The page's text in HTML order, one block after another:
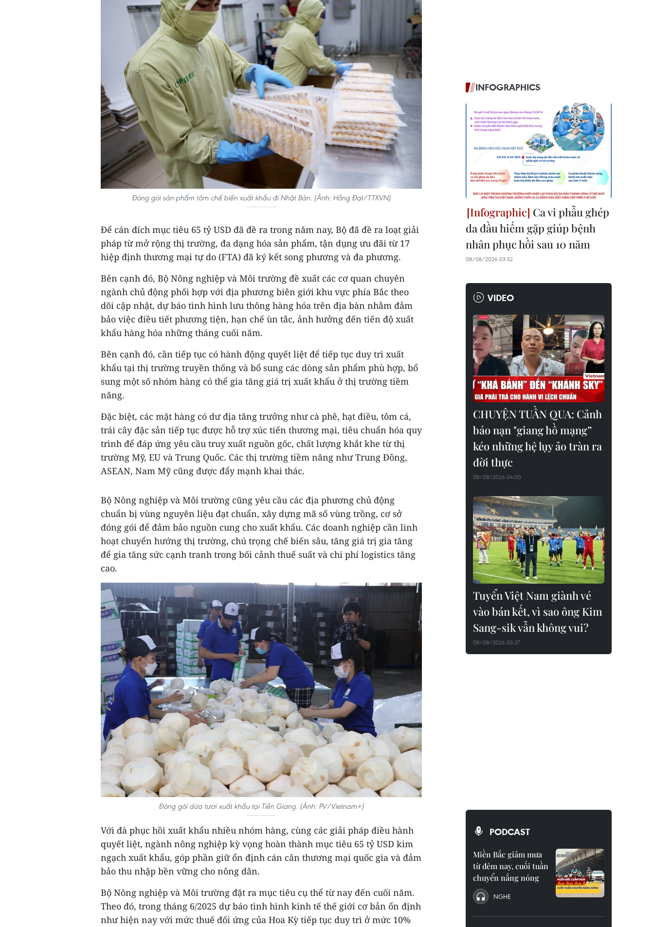
Đóng gói sản phẩm tôm chế biến xuất khẩu đi Nhật Bản. (Ảnh: Hồng Đạt/TTXVN)
Để cán đích mục tiêu 65 tỷ USD đã đề ra trong năm nay, Bộ đã đề ra loạt giải
pháp từ mở rộng thị trường, đa dạng hóa sản phẩm, tận dụng ưu đãi từ 17
hiệp định thương mại tự do (FTA) đã ký kết song phương và đa phương.
Bên cạnh đó, Bộ Nông nghiệp và Môi trường đề xuất các cơ quan chuyên
ngành chủ động phối hợp với địa phương biên giới khu vực phía Bắc theo
dõi cập nhật, dự báo tình hình lưu thông hàng hóa trên địa bàn nhằm đảm
bảo việc điều tiết phương tiện, hạn chế ùn tắc, ảnh hưởng đến tiến độ xuất
khẩu hàng hóa những tháng cuối năm.
Bên cạnh đó, cần tiếp tục có hành động quyết liệt để tiếp tục duy trì xuất
khẩu tại thị trường truyền thống và bổ sung các dòng sản phẩm phù hợp, bổ
sung một số nhóm hàng có thể gia tăng giá trị xuất khẩu ở thị trường tiềm
năng.
Đặc biệt, các mặt hàng có dư địa tăng trưởng như cà phê, hạt điều, tôm cá,
trái cây đặc sản tiếp tục được hỗ trợ xúc tiến thương mại, tiêu chuẩn hóa quy
trình để đáp ứng yêu cầu truy xuất nguồn gốc, chất lượng khắt khe từ thị
trường Mỹ, EU và Trung Quốc. Các thị trường tiềm năng như Trung Đông,
ASEAN, Nam Mỹ cũng được đẩy mạnh khai thác.
Bộ Nông nghiệp và Môi trường cũng yêu cầu các địa phương chủ động
chuẩn bị vùng nguyên liệu đạt chuẩn, xây dựng mã số vùng trồng, cơ sở
đóng gói để đảm bảo nguồn cung cho xuất khẩu. Các doanh nghiệp cần linh
hoạt chuyển hướng thị trường, chú trọng chế biến sâu, tăng giá trị gia tăng
để gia tăng sức cạnh tranh trong bối cảnh thuế suất và chi phí logistics tăng
cao.
Đóng gói dừa tươi xuất khẩu tại Tiền Giang. (Ảnh: PV/Vietnam+)
Với đà phục hồi xuất khẩu nhiều nhóm hàng, cùng các giải pháp điều hành
quyết liệt, ngành nông nghiệp kỳ vọng hoàn thành mục tiêu 65 tỷ USD kim
ngạch xuất khẩu, góp phần giữ ổn định cán cân thương mại quốc gia và đảm
bảo thu nhập bền vững cho nông dân.
Bộ Nông nghiệp và Môi trường đặt ra mục tiêu cụ thể từ nay đến cuối năm.
Theo đó, trong tháng 6/2025 dự báo tình hình kinh tế thế giới cơ bản ổn định
như hiện nay với mức thuế đối ứng của Hoa Kỳ tiếp tục duy trì ở mức 10%
INFOGRAPHICS
Ca vi phẫu ghép
da đầu hiếm gặp giúp bệnh
nhân phục hồi sau 10 năm
08/08/2026 03:52
VIDEO
CHUYỆN TUẦN QUA: Cảnh
báo nạn "giang hồ mạng”
kéo những hệ lụy ảo tràn ra
đời thực
08/08/2026 04:00
Tuyển Việt Nam giành vé
vào bán kết, vì sao ông Kim
Sang-sik vẫn không vui?
08/08/2026 03:37
PODCAST
Miền Bắc giảm mưa
từ đêm nay, cuối tuần
chuyển nắng nóng
NGHE